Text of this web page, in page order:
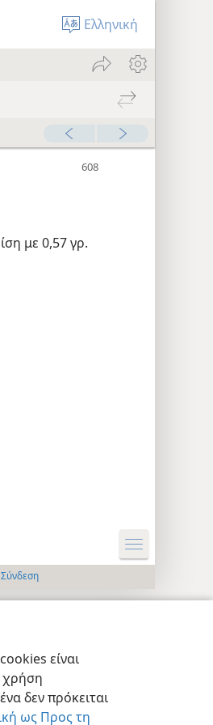
είναι
χρήση
δεν πρόκειται
ως Προς τη
Ελληνική
με 0,57 γρ.
Σύνδεση